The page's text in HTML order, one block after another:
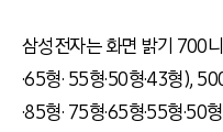
삼성전자는 화면 밝기 700
·65형· 55형·50형·43형),
·85형· 75형·65형·55형·50